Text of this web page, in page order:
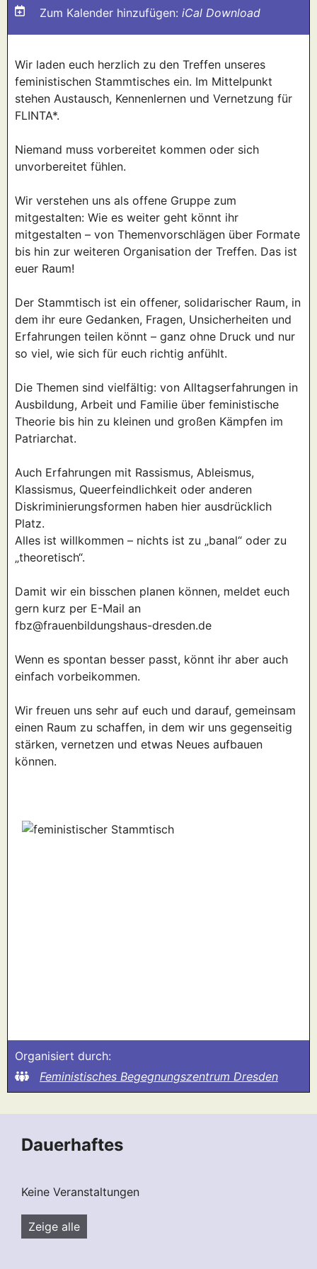
Zum Kalender hinzufügen: iCal Download
Wir laden euch herzlich zu den Treffen unseres
feministischen Stammtisches ein. Im Mittelpunkt
stehen Austausch, Kennenlernen und Vernetzung für
FLINTA*.
Niemand muss vorbereitet kommen oder sich
unvorbereitet fühlen.
Wir verstehen uns als offene Gruppe zum
mitgestalten: Wie es weiter geht könnt ihr
mitgestalten – von Themenvorschlägen über Formate
bis hin zur weiteren Organisation der Treffen. Das ist
euer Raum!
Der Stammtisch ist ein offener, solidarischer Raum, in
dem ihr eure Gedanken, Fragen, Unsicherheiten und
Erfahrungen teilen könnt – ganz ohne Druck und nur
so viel, wie sich für euch richtig anfühlt.
Die Themen sind vielfältig: von Alltagserfahrungen in
Ausbildung, Arbeit und Familie über feministische
Theorie bis hin zu kleinen und großen Kämpfen im
Patriarchat.
Auch Erfahrungen mit Rassismus, Ableismus,
Klassismus, Queerfeindlichkeit oder anderen
Diskriminierungsformen haben hier ausdrücklich
Platz.
Alles ist willkommen – nichts ist zu „banal“ oder zu
„theoretisch“.
Damit wir ein bisschen planen können, meldet euch
gern kurz per E-Mail an
fbz@frauenbildungshaus-dresden.de
Wenn es spontan besser passt, könnt ihr aber auch
einfach vorbeikommen.
Wir freuen uns sehr auf euch und darauf, gemeinsam
einen Raum zu schaffen, in dem wir uns gegenseitig
stärken, vernetzen und etwas Neues aufbauen
können.
Organisiert durch:
Feministisches Begegnungszentrum Dresden
Dauerhaftes
Keine Veranstaltungen
Zeige alle